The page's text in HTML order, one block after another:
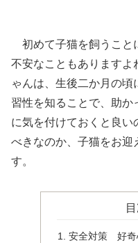
初めて子猫を飼うこと
不安なこともありますよ
ゃんは、生後二か月の
習性を知ることで、助か
に気を付けておくと良い
べきなのか、子猫をお迎
す。
安全対策 好奇